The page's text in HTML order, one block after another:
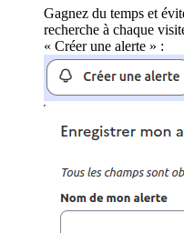
Gagnez du temps et
recherche à chaque
« Créer une alerte » :